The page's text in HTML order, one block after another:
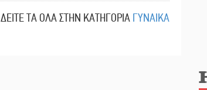
ΔΕΙΤΕ ΤΑ ΟΛΑ ΣΤΗΝ ΚΑΤΗΓΟΡΙΑ ΓΥΝΑΙΚΑ